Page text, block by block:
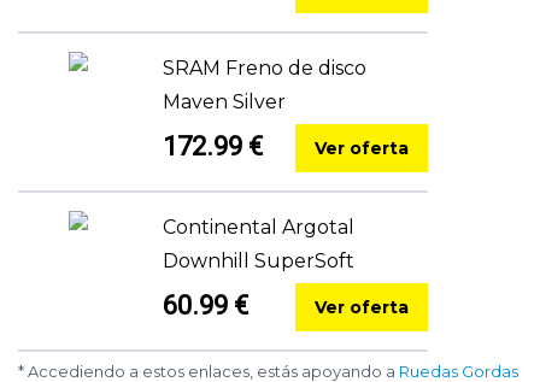
SRAM Freno de disco
Maven Silver
172.99 € Ver oferta
Continental Argotal
Downhill SuperSoft
60.99 € Ver oferta
* Accediendo a estos enlaces, estás apoyando a Ruedas Gordas